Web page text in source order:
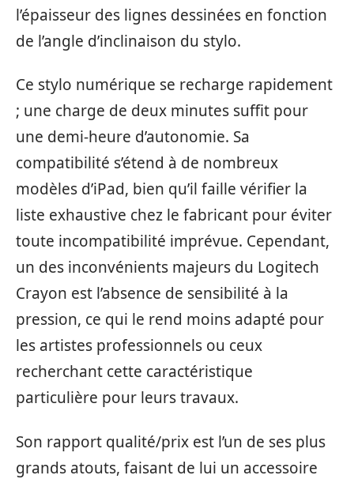
l’épaisseur des lignes dessinées en fonction
de l’angle d’inclinaison du stylo.
Ce stylo numérique se recharge rapidement
; une charge de deux minutes suffit pour
une demi-heure d’autonomie. Sa
compatibilité s’étend à de nombreux
modèles d’iPad, bien qu’il faille vérifier la
liste exhaustive chez le fabricant pour éviter
toute incompatibilité imprévue. Cependant,
un des inconvénients majeurs du Logitech
Crayon est l’absence de sensibilité à la
pression, ce qui le rend moins adapté pour
les artistes professionnels ou ceux
recherchant cette caractéristique
particulière pour leurs travaux.
Son rapport qualité/prix est l’un de ses plus
grands atouts, faisant de lui un accessoire